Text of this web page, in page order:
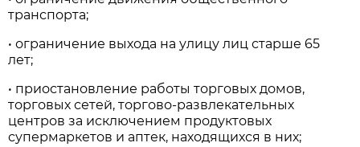
транспорта;
• ограничение выхода на улицу лиц старше 65
лет;
• приостановление работы торговых домов,
торговых сетей, торгово-развлекательных
центров за исключением продуктовых
супермаркетов и аптек, находящихся в них;